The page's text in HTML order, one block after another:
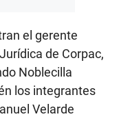
el gerente
de Corpac,
Noblecilla
los integrantes
Velarde